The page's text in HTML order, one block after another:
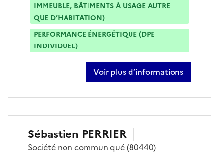
IMMEUBLE, BÂTIMENTS À USAGE AUTRE
QUE D’HABITATION)
PERFORMANCE ÉNERGÉTIQUE (DPE
INDIVIDUEL)
Voir plus d’informations
sur alexis pele
Sébastien PERRIER
Société non communiqué(80440)